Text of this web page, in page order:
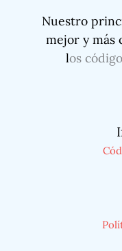
Nuestro
mejor y más
los